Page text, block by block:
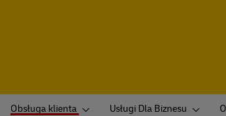
Obsługa klienta Usługi Dla Biznesu